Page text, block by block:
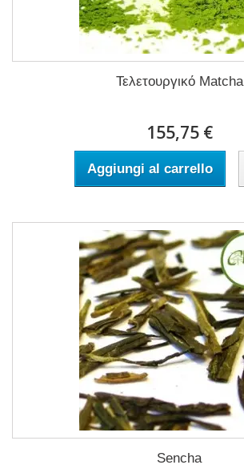
Τελετουργικό Matcha
155,75 €
Aggiungi al carrello
Sencha